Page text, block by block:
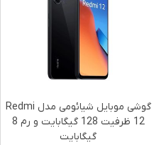
گوشی موبایل شیائومی مدل Redmi
12 ظرفیت 128 گیگابایت و رم 8
گیگابایت